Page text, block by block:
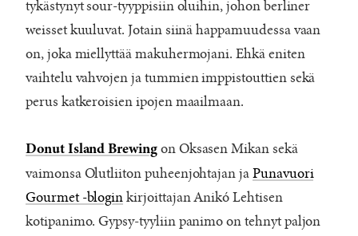
tykästynyt sour-tyyppisiin oluihin, johon berliner
weisset kuuluvat. Jotain siinä happamuudessa vaan
on, joka miellyttää makuhermojani. Ehkä eniten
vaihtelu vahvojen ja tummien imppistouttien sekä
perus katkeroisien ipojen maailmaan.
Donut Island Brewingon Oksasen Mikan sekä
vaimonsa Olutliiton puheenjohtajan ja Punavuori
Gourmet -blogin kirjoittajan Anikó Lehtisen
kotipanimo. Gypsy-tyyliin panimo on tehnyt paljon